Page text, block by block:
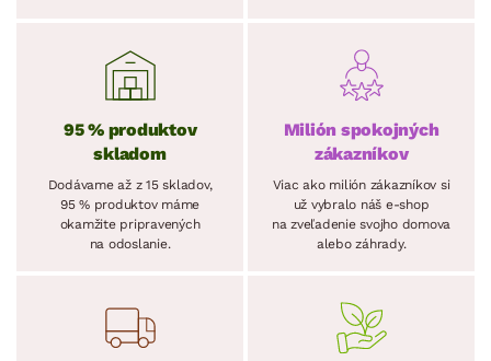
95 % produktov
skladom
Dodávame až z 15 skladov,
95 % produktov máme
okamžite pripravených
na odoslanie.
Milión spokojných
zákazníkov
Viac ako milión zákazníkov si
už vybralo náš e-shop
na zveľadenie svojho domova
alebo záhrady.